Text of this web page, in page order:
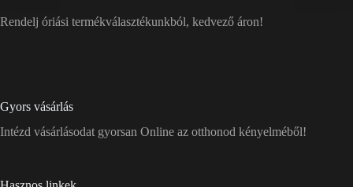
Rendelj óriási termékválasztékunkból, kedvező áron!
Gyors vásárlás
Intézd vásárlásodat gyorsan Online az otthonod kényelméből!